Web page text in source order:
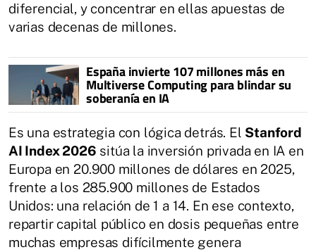
diferencial, y concentrar en ellas apuestas de
varias decenas de millones.
España invierte 107 millones más en
Multiverse Computing para blindar su
soberanía en IA
Es una estrategia con lógica detrás. El Stanford
AI Index 2026 sitúa la inversión privada en IA en
Europa en 20.900 millones de dólares en 2025,
frente a los 285.900 millones de Estados
Unidos: una relación de 1 a 14. En ese contexto,
repartir capital público en dosis pequeñas entre
muchas empresas difícilmente genera